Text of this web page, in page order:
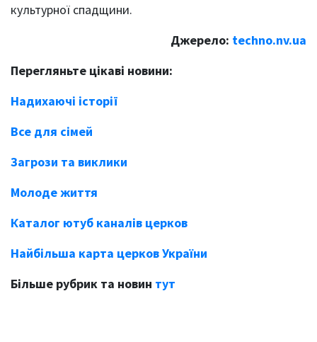
культурної спадщини.
Джерело: techno.nv.ua
Перегляньте цікаві новини:
Надихаючі історії
Все для сімей
Загрози та виклики
Молоде життя
Каталог ютуб каналів церков
Найбільша карта церков України
Більше рубрик та новин тут